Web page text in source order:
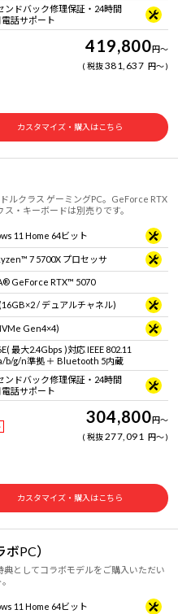
ンドバック修理保証・24時間
電話サポート
419,800円～
税抜381,637 円～
カスタマイズ・購入はこちら
ルクラス ゲーミングPC。GeForce RTX
・キーボードは別売りです。
11 Home 64ビット
7 5700X プロセッサ
GeForce RTX™ 5070
/ デュアルチャネル)
Gen4×4)
最大2.4Gbps )対応 IEEE 802.11
b/g/n準拠 ＋ Bluetooth 5内蔵
ンドバック修理保証・24時間
電話サポート
304,800円～
税抜277,091 円～
カスタマイズ・購入はこちら
PC）
としてコラボモデルをご購入いただい
11 Home 64ビット